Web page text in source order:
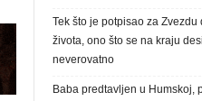
Tek što je potpisao za
života, ono što se na kraju
neverovatno
Baba predtavljen u Humskoj,